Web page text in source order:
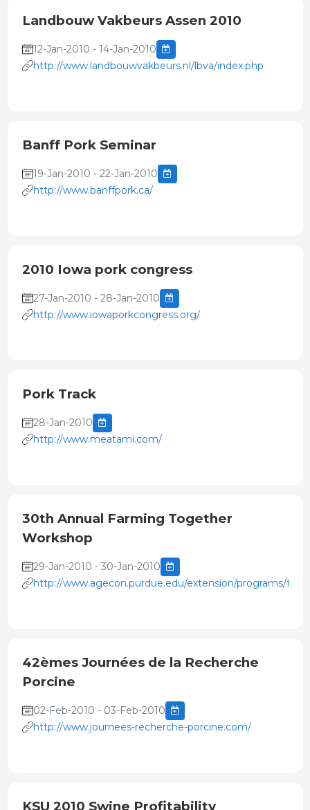
Landbouw Vakbeurs Assen 2010
12-Jan-2010 - 14-Jan-2010
http://www.landbouwvakbeurs.nl/lbva/index.php
Banff Pork Seminar
19-Jan-2010 - 22-Jan-2010
http://www.banffpork.ca/
2010 Iowa pork congress
27-Jan-2010 - 28-Jan-2010
http://www.iowaporkcongress.org/
Pork Track
28-Jan-2010
http://www.meatami.com/
30th Annual Farming Together
Workshop
29-Jan-2010 - 30-Jan-2010
http://www.agecon.purdue.edu/extension/programs/
42èmes Journées de la Recherche
Porcine
02-Feb-2010 - 03-Feb-2010
http://www.journees-recherche-porcine.com/
KSU 2010 Swine Profitability